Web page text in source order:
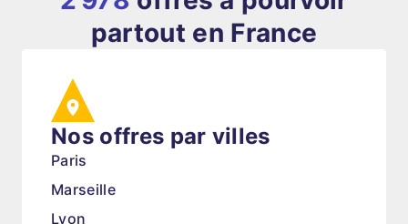
partout en France
Nos offres par villes
Paris
Marseille
Lyon